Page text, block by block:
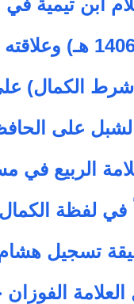
الكمال)
على
الربيع
في لفظة
تسجيل هشام